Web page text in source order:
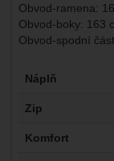
Obvod-ramena:
Obvod-boky: 163
Obvod-spodní
Parametry
Náplň
Zip
Komfort